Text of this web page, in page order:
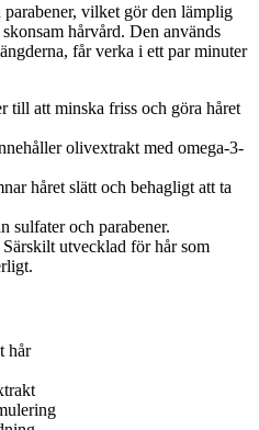
vilket gör den lämplig
hårvård. Den används
får verka i ett par minuter
till att minska friss och göra håret
olivextrakt med omega-3-
håret slätt och behagligt att ta
sulfater och parabener.
Särskilt utvecklad för hår som
hår